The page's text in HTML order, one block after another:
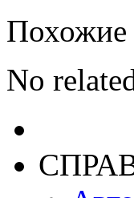
Похожие
No